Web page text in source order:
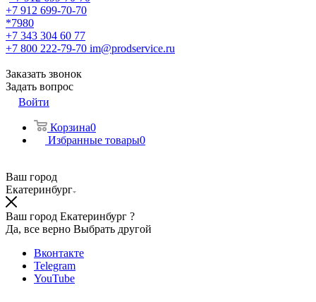
+7 912 699-70-70
*7980
+7 343 304 60 77
+7 800 222-79-70 im@prodservice.ru
Заказать звонок
Задать вопрос
Войти
Корзина0
Избранные товары0
Ваш город
Екатеринбург
Ваш город Екатеринбург ?
Да, все верно Выбрать другой
Вконтакте
Telegram
YouTube